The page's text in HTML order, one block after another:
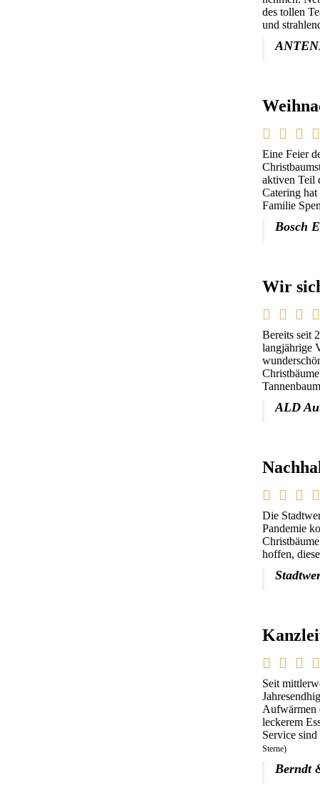
des tollen
und
Eine Feier
aktiven Teil
Catering
Familie
Bosch
Wir
Bereits seit
langjährige
ALD
Die
Pandemie
hoffen,
Seit
Aufwärmen
leckerem
Service
Sterne)
Berndt